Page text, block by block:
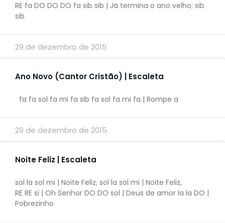
RE fa DO DO DO fa sib sib | Já termina o ano velho; sib
sib
29 de dezembro de 2015
Ano Novo (Cantor Cristão) | Escaleta
fa fa sol fa mi fa sib fa sol fa mi fa | Rompe a
29 de dezembro de 2015
Noite Feliz | Escaleta
sol la sol mi | Noite Feliz, sol la sol mi | Noite Feliz,
RE RE si | Oh Senhor DO DO sol | Deus de amor la la DO |
Pobrezinho